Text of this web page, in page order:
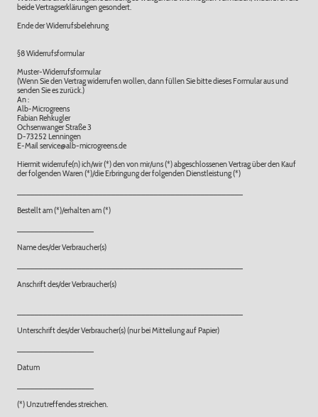
beide Vertragserklärungen gesondert.
Ende der Widerrufsbelehrung
§8 Widerrufsformular
Muster-Widerrufsformular
(Wenn Sie den Vertrag widerrufen wollen, dann füllen Sie bitte dieses Formular aus und
senden Sie es zurück.)
An :
Alb-Microgreens
Fabian Rehkugler
Ochsenwanger Straße 3
D-73252 Lenningen
E-Mail service@alb-microgreens.de
Hiermit widerrufe(n) ich/wir (*) den von mir/uns (*) abgeschlossenen Vertrag über den Kauf
der folgenden Waren (*)/die Erbringung der folgenden Dienstleistung (*)
Bestellt am (*)/erhalten am (*)
Name des/der Verbraucher(s)
Anschrift des/der Verbraucher(s)
Unterschrift des/der Verbraucher(s) (nur bei Mitteilung auf Papier)
Datum
(*) Unzutreffendes streichen.